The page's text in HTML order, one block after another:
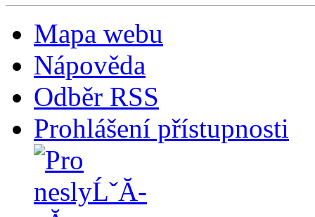
Mapa webu
Nápověda
Odběr RSS
Prohlášení přístupnosti